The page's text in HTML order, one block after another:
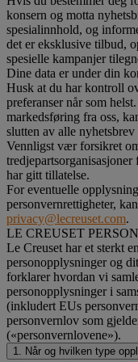
konsern og motta
spesialinnhold, og
det er eksklusive tilbud,
spesielle kampanjer
Dine data er under din
Husk at du har kontroll
preferanser når som
markedsføring fra oss,
slutten av alle
Vennligst vær forsikret
har gitt tillatelse.
For eventuelle
personvernrettigheter,
privacy@lecreuset.com.
LE CREUSET
Le Creuset har et sterkt
personopplysninger og
forklarer hvordan vi
personopplysninger i
(inkludert EUs
personvernlov som
(«personvernlovene»).
1. Når og hvilken type